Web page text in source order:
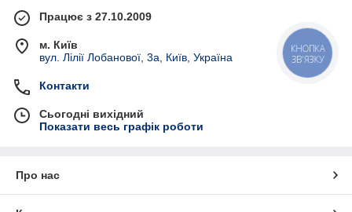
Сфера застосування - для поліграфії
Лист - CB, CFB, CF
Висота рулону - 840 мм, 870 мм
Довжина рулону - 10500 м
Упаковка - рулон
Працює з 27.10.2009
м. Київ
вул. Лілії Лобанової, 3а, Київ, Україна
Контакти
Сьогодні вихідний
Показати весь графік роботи
Про нас
КНОПКА
ЗВ'ЯЗКУ